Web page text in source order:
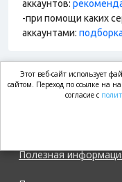
аккаунтов:
-при помощи каких
аккаунтами: подборка
Полезная
Этот веб-сайт использует
сайтом. Переход по ссылке на
согласие с